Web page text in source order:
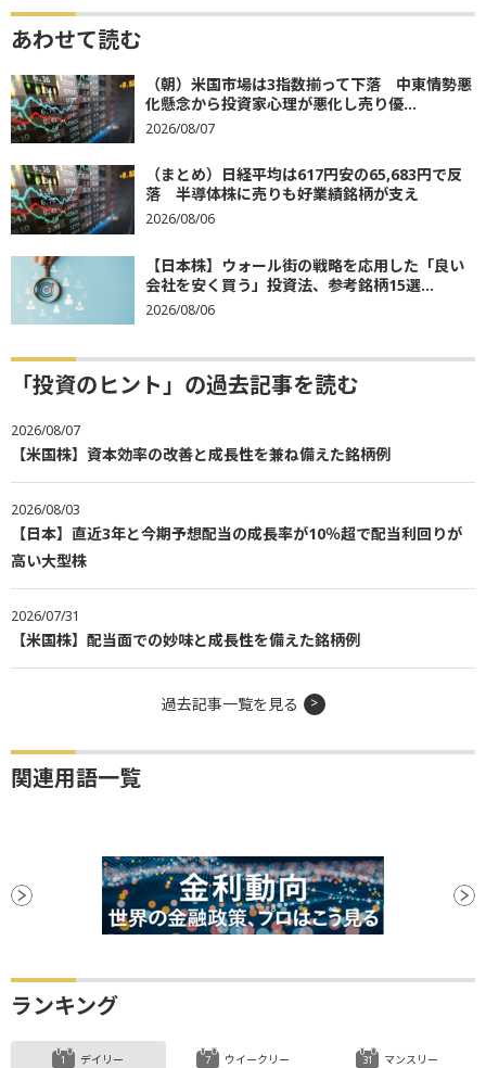
あわせて読む
（朝）米国市場は3指数揃って下落 中東情勢悪
化懸念から投資家心理が悪化し売り優...
2026/08/07
（まとめ）日経平均は617円安の65,683円で反
落 半導体株に売りも好業績銘柄が支え
2026/08/06
【日本株】ウォール街の戦略を応用した「良い
会社を安く買う」投資法、参考銘柄15選...
2026/08/06
「投資のヒント」の過去記事を読む
2026/08/07
【米国株】資本効率の改善と成長性を兼ね備えた銘柄例
2026/08/03
【日本】直近3年と今期予想配当の成長率が10％超で配当利回りが
高い大型株
2026/07/31
【米国株】配当面での妙味と成長性を備えた銘柄例
過去記事一覧を見る
関連用語一覧
ランキング
デイリー ウイークリー マンスリー